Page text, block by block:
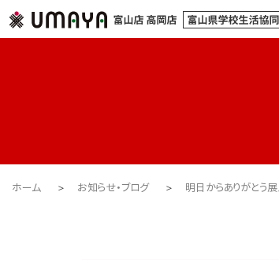
ホーム お知らせ・ブログ 明日からありがとう